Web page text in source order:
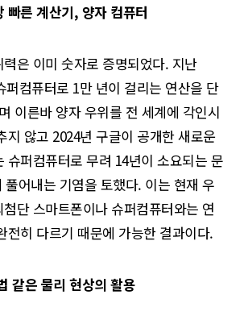
빠른 계산기, 양자 컴퓨터
은 이미 숫자로 증명되었다. 지난
퍼컴퓨터로 1만 년이 걸리는 연산을 단
이른바 양자 우위를 전 세계에 각인시
지 않고 2024년 구글이 공개한 새로운
슈퍼컴퓨터로 무려 14년이 소요되는 문
풀어내는 기염을 토했다. 이는 현재 우
단 스마트폰이나 슈퍼컴퓨터와는 연
전히 다르기 때문에 가능한 결과이다.
같은 물리 현상의 활용